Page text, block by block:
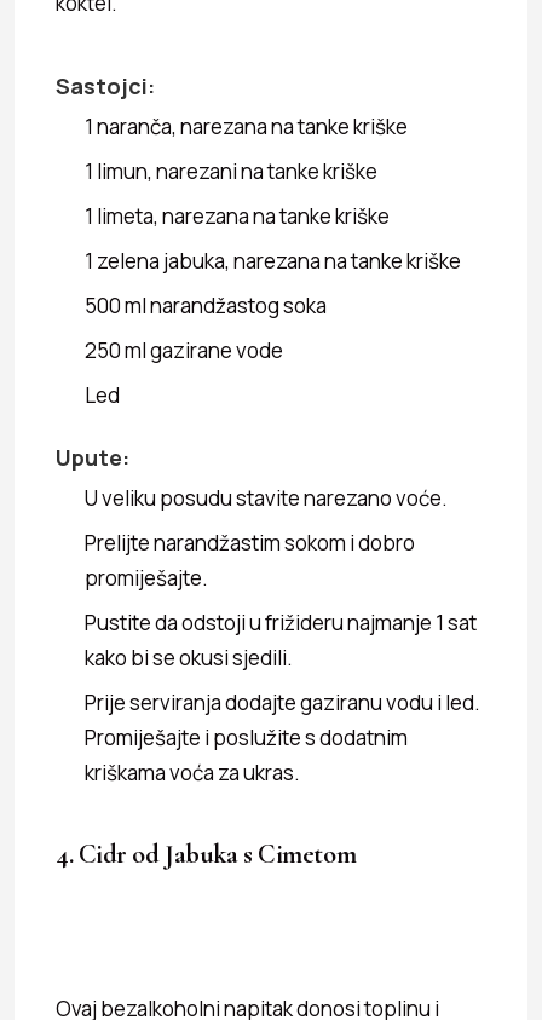
Sastojci:
1 naranča, narezana na tanke kriške
1 limun, narezani na tanke kriške
1 limeta, narezana na tanke kriške
1 zelena jabuka, narezana na tanke kriške
500 ml narandžastog soka
250 ml gazirane vode
Led
Upute:
U veliku posudu stavite narezano voće.
Prelijte narandžastim sokom i dobro
promiješajte.
Pustite da odstoji u frižideru najmanje 1 sat
kako bi se okusi sjedili.
Prije serviranja dodajte gaziranu vodu i led.
Promiješajte i poslužite s dodatnim
kriškama voća za ukras.
4. Cidr od Jabuka s Cimetom
Ovaj bezalkoholni napitak donosi toplinu i